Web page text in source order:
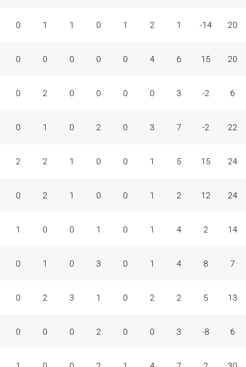
0 1 1 0 1 2 1 -14 20
0 0 0 0 0 4 6 15 20
0 2 0 0 0 0 3 -2 6
0 1 0 2 0 3 7 -2 22
2 2 1 0 0 1 5 15 24
0 2 1 0 0 1 2 12 24
1 0 0 1 0 1 4 2 14
0 1 0 3 0 1 4 8 7
0 2 3 1 0 2 2 5 13
0 0 0 2 0 0 3 -8 6